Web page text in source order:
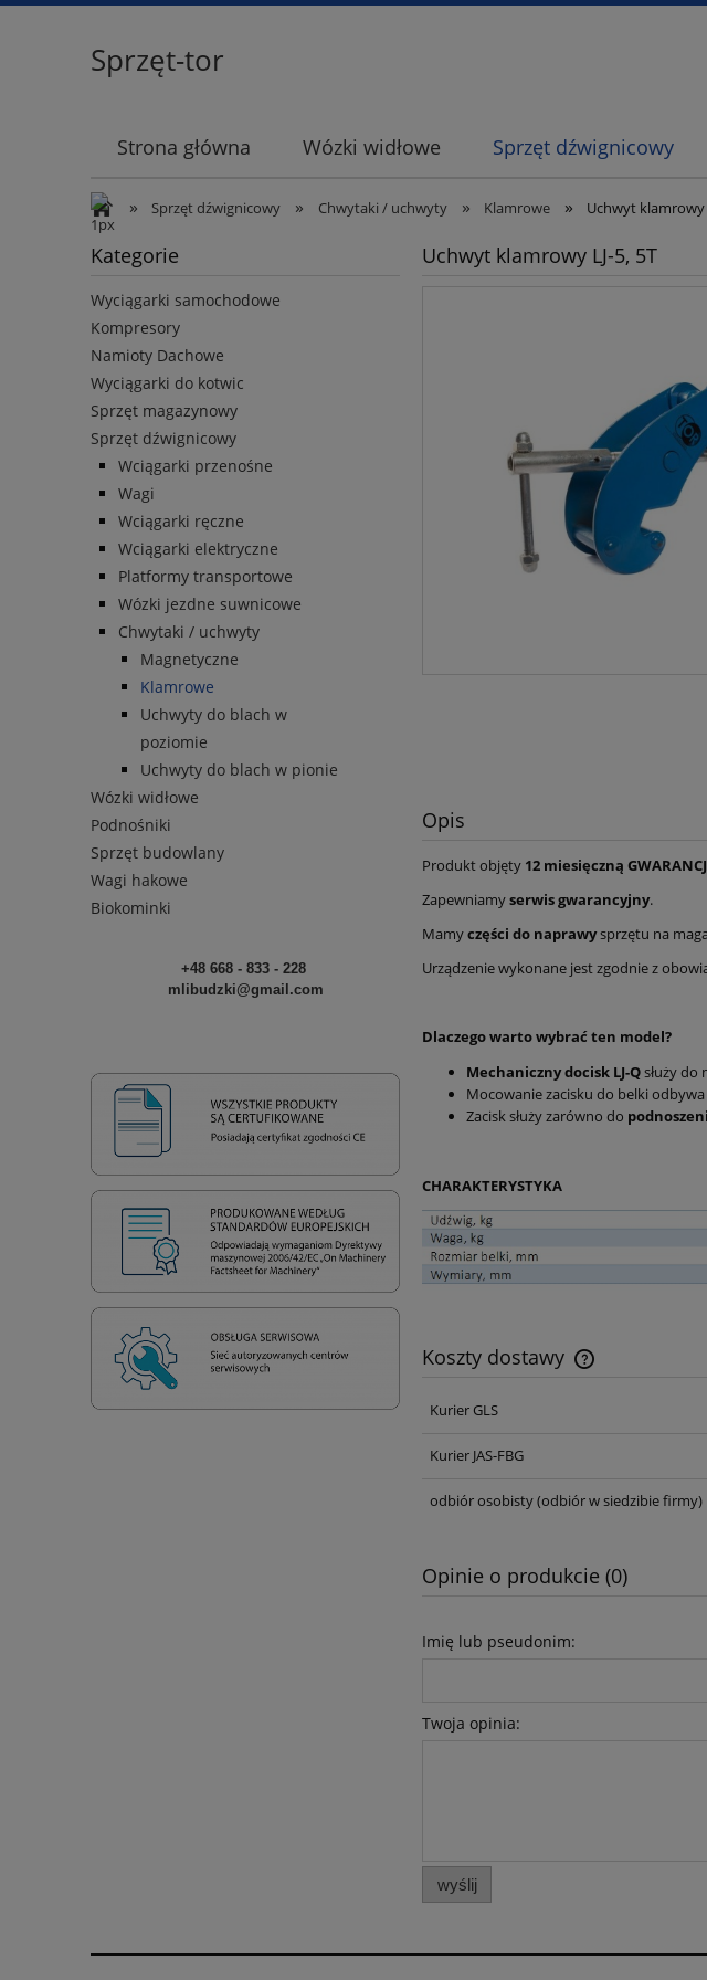
Sprzęt-tor
Strona główna Wózki widłowe Sprzęt dźwignicowy
» Sprzęt dźwignicowy » Chwytaki / uchwyty » Klamrowe » Uchwyt klamrowy
Kategorie
Wyciągarki samochodowe
Kompresory
Namioty Dachowe
Wyciągarki do kotwic
Sprzęt magazynowy
Sprzęt dźwignicowy
Wciągarki przenośne
Wagi
Wciągarki ręczne
Wciągarki elektryczne
Platformy transportowe
Wózki jezdne suwnicowe
Chwytaki / uchwyty
Magnetyczne
Klamrowe
Uchwyty do blach w
poziomie
Uchwyty do blach w pionie
Wózki widłowe
Podnośniki
Sprzęt budowlany
Wagi hakowe
Biokominki
+48 668 - 833 - 228
mlibudzki@gmail.com
Uchwyt klamrowy LJ-5, 5T
Opis
Produkt objęty 12 miesięczną
Zapewniamyserwis gwarancyjny.
Mamyczęści do naprawysprzętu na
Urządzenie wykonane jest zgodnie z
Dlaczego warto wybrać ten model?
Mechaniczny docisk LJ-Qsłuży do
Mocowanie zacisku do belki
Zacisk służy zarówno do
CHARAKTERYSTYKA
Koszty dostawy
Cena nie
Kurier GLS
Kurier JAS-FBG
odbiór osobisty(odbiór w siedzibie firmy)
Opinie o produkcie (0)
Imię lub pseudonim:
Twoja opinia:
wyślij